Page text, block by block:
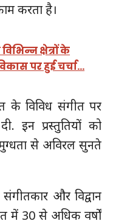
करता है।
क्षेत्रों के
पर हुई चर्चा…
के विविध संगीत पर
इन प्रस्तुतियों को
से अविरल सुनते
और विद्वान
में 30 से अधिक वर्षों